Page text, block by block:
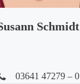
Schmidt
03641 47279 – 0